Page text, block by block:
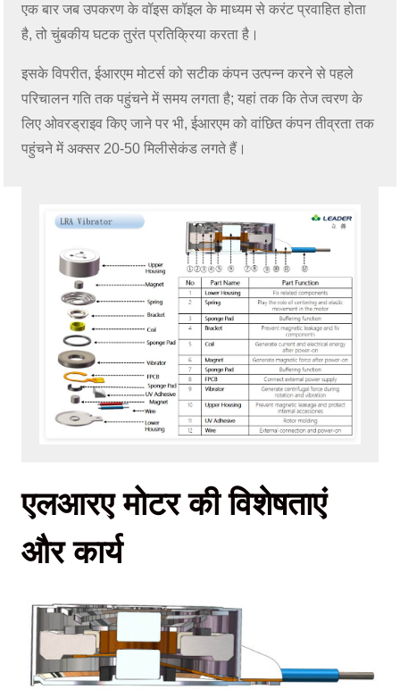
एक बार जब उपकरण के वॉइस कॉइल के माध्यम से करंट प्रवाहित होता
है, तो चुंबकीय घटक तुरंत प्रतिक्रिया करता है।
इसके विपरीत, ईआरएम मोटर्स को सटीक कंपन उत्पन्न करने से पहले
परिचालन गति तक पहुंचने में समय लगता है; यहां तक ​​कि तेज त्वरण के
लिए ओवरड्राइव किए जाने पर भी, ईआरएम को वांछित कंपन तीव्रता तक
पहुंचने में अक्सर 20-50 मिलीसेकंड लगते हैं।
एलआरए मोटर की विशेषताएं
और कार्य